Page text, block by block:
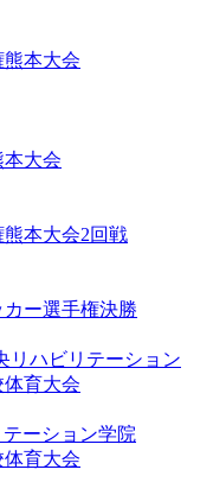
本大会
大会
本大会2回戦
ー選手権決勝
リハビリテーション
育大会
ーション学院
育大会